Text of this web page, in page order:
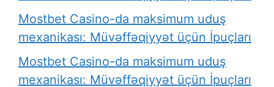
Mostbet Casino-da maksimum uduş
mexanikası: Müvəffəqiyyət üçün İpuçları
Mostbet Casino-da maksimum uduş
mexanikası: Müvəffəqiyyət üçün İpuçları